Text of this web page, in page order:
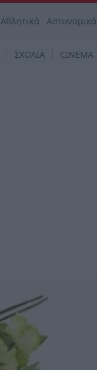
Αθλητικά Αστυνομικά
ΣΧΟΛΙΑ CINEMA